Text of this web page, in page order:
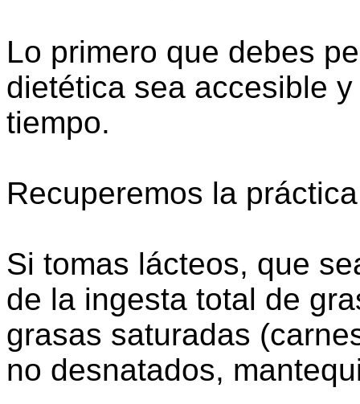
Lo primero que debes
dietética sea accesible
tiempo.
Recuperemos la
Si tomas lácteos, que
de la ingesta total de
grasas saturadas
no desnatados,